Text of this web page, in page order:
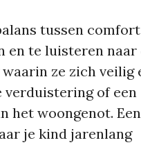
tussen
en te luisteren naar
ze zich veilig
verduistering of een
het woongenot. Een
je kind jarenlang